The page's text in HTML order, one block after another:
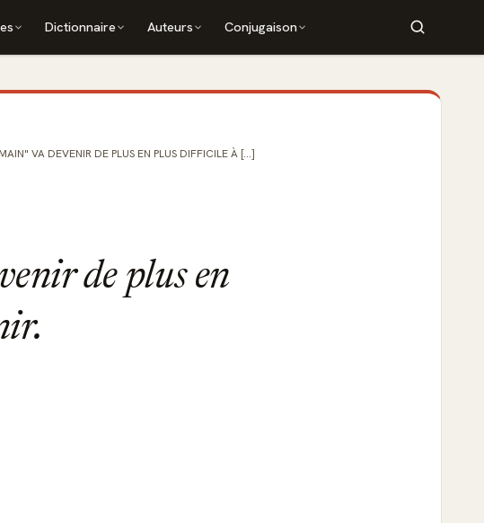
Dictionnaire Auteurs Conjugaison
VA DEVENIR DE PLUS EN PLUS DIFFICILE À [...]
de plus en